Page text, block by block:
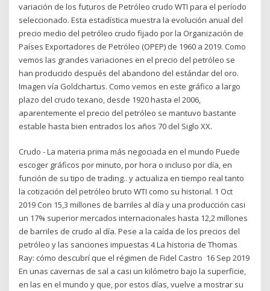
variación de los futuros de Petróleo crudo WTI para el período
seleccionado. Esta estadística muestra la evolución anual del
precio medio del petróleo crudo fijado por la Organización de
Países Exportadores de Petróleo (OPEP) de 1960 a 2019. Como
vemos las grandes variaciones en el precio del petróleo se
han producido después del abandono del estándar del oro.
Imagen vía Goldchartus. Como vemos en este gráfico a largo
plazo del crudo texano, desde 1920 hasta el 2006,
aparentemente el precio del petróleo se mantuvo bastante
estable hasta bien entrados los años 70 del Siglo XX.
Crudo - La materia prima más negociada en el mundo Puede
escoger gráficos por minuto, por hora o incluso por día, en
función de su tipo de trading.. y actualiza en tiempo real tanto
la cotización del petróleo bruto WTI como su historial. 1 Oct
2019 Con 15,3 millones de barriles al día y una producción casi
un 17% superior mercados internacionales hasta 12,2 millones
de barriles de crudo al día. Pese a la caída de los precios del
petróleo y las sanciones impuestas 4 La historia de Thomas
Ray: cómo descubrí que el régimen de Fidel Castro 16 Sep 2019
En unas cavernas de sal a casi un kilómetro bajo la superficie,
en las en el mundo y que, por estos días, vuelve a mostrar su